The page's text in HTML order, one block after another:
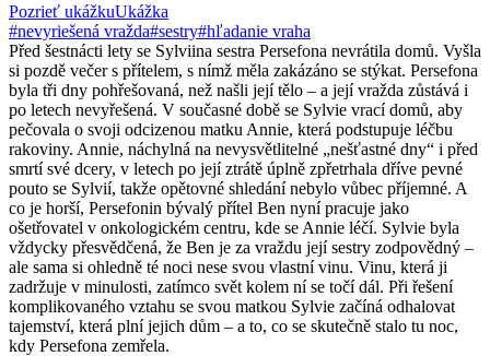
Pozrieť ukážkuUkážka
#nevyriešená vražda#sestry#hľadanie vraha
Před šestnácti lety se Sylviina sestra Persefona nevrátila domů. Vyšla
si pozdě večer s přítelem, s nímž měla zakázáno se stýkat. Persefona
byla tři dny pohřešovaná, než našli její tělo – a její vražda zůstává i
po letech nevyřešená. V současné době se Sylvie vrací domů, aby
pečovala o svoji odcizenou matku Annie, která podstupuje léčbu
rakoviny. Annie, náchylná na nevysvětlitelné „nešťastné dny“ i před
smrtí své dcery, v letech po její ztrátě úplně zpřetrhala dříve pevné
pouto se Sylvií, takže opětovné shledání nebylo vůbec příjemné. A
co je horší, Persefonin bývalý přítel Ben nyní pracuje jako
ošetřovatel v onkologickém centru, kde se Annie léčí. Sylvie byla
vždycky přesvědčená, že Ben je za vraždu její sestry zodpovědný –
ale sama si ohledně té noci nese svou vlastní vinu. Vinu, která ji
zadržuje v minulosti, zatímco svět kolem ní se točí dál. Při řešení
komplikovaného vztahu se svou matkou Sylvie začíná odhalovat
tajemství, která plní jejich dům – a to, co se skutečně stalo tu noc,
kdy Persefona zemřela.